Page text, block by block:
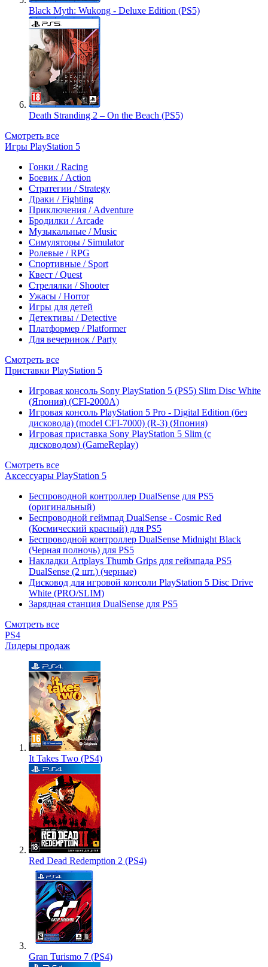
Black Myth: Wukong - Deluxe Edition (PS5)
Death Stranding 2 – On the Beach (PS5)
Смотреть все
Игры PlayStation 5
Гонки / Racing
Боевик / Action
Стратегии / Strategy
Драки / Fighting
Приключения / Adventure
Бродилки / Arcade
Музыкальные / Music
Симуляторы / Simulator
Ролевые / RPG
Спортивные / Sport
Квест / Quest
Стрелялки / Shooter
Ужасы / Horror
Игры для детей
Детективы / Detective
Платформер / Platformer
Для вечеринок / Party
Смотреть все
Приставки PlayStation 5
Игровая консоль Sony PlayStation 5 (PS5) Slim Disc White
(Япония) (CFI-2000A)
Игровая консоль PlayStation 5 Pro - Digital Edition (без
дисковода) (model CFI-7000) (R-3) (Япония)
Игровая приставка Sony PlayStation 5 Slim (с
дисководом) (GameReplay)
Смотреть все
Аксессуары PlayStation 5
Беспроводной контроллер DualSense для PS5
(оригинальный)
Беспроводной геймпад DualSense - Cosmic Red
(Космический красный) для PS5
Беспроводной контроллер DualSense Midnight Black
(Черная полночь) для PS5
Накладки Artplays Thumb Grips для геймпада PS5
DualSense (2 шт.) (черные)
Дисковод для игровой консоли PlayStation 5 Disc Drive
White (PRO/SLIM)
Зарядная станция DualSense для PS5
Смотреть все
PS4
Лидеры продаж
It Takes Two (PS4)
Red Dead Redemption 2 (PS4)
Gran Turismo 7 (PS4)